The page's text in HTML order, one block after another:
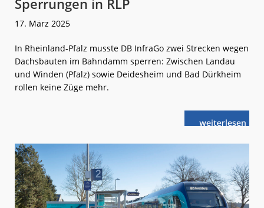
17. März 2025
In Rheinland-Pfalz musste DB InfraGo zwei Strecken wegen
Dachsbauten im Bahndamm sperren: Zwischen Landau
und Winden (Pfalz) sowie Deidesheim und Bad Dürkheim
rollen keine Züge mehr.
weiterlese
nDachse
Strecken-
Sperrungen